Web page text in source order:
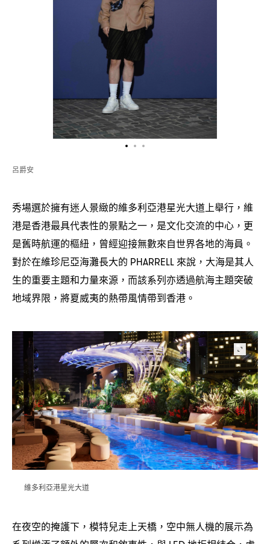
呂爵安
秀場選於擁有迷人景緻的維多利亞港星光大道上舉行 ， 維
港是香港最具代表性的景點之一 ， 是文化交流的中心 ， 更
是舊時航運的樞紐 ， 曾經迎接無數來自世界各地的海員。
對於在維珍尼亞海灘長大的 PHARRELL 來說 ， 大海是其人
生的重要主題和力量來源 ， 而該系列亦透過航海主題突破
地域界限 ， 將夏威夷的熱帶風情帶到香港。
維多利亞港星光大道
在夜空的掩護下 ， 模特兒走上天橋 ， 空中無人機的展示為